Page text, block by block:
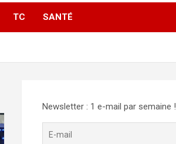
TC SANTÉ
Newsletter : 1 e-mail par semaine !